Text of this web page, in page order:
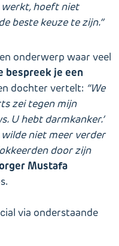
werkt, hoeft niet
beste keuze te zijn.”
onderwerp waar veel
bespreek je een
dochter vertelt: “We
zei tegen mijn
U hebt darmkanker.’
niet meer verder
door zijn
Mustafa
via onderstaande